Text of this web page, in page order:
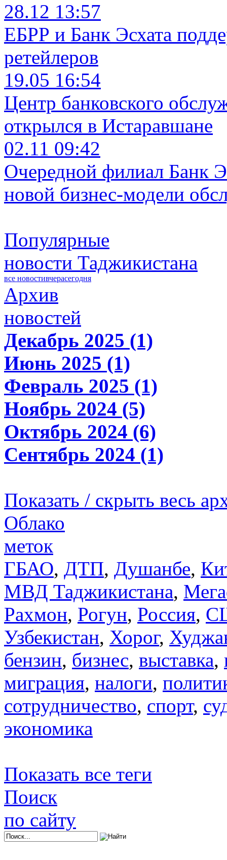
28.12 13:57
ЕБРР и Банк Эсхата
ретейлеров
19.05 16:54
Центр банковского
открылся в Истаравшане
02.11 09:42
Очередной филиал Банк
новой бизнес-модели
Популярные
новости Таджикистана
все новостивчерасегодня
Архив
новостей
Декабрь 2025 (1)
Июнь 2025 (1)
Февраль 2025 (1)
Ноябрь 2024 (5)
Октябрь 2024 (6)
Сентябрь 2024 (1)
Показать / скрыть весь
Облако
меток
ГБАО, ДТП, Душанбе,
МВД Таджикистана,
Рахмон, Рогун, Россия,
Узбекистан, Хорог,
бензин, бизнес, выставка,
миграция, налоги,
сотрудничество, спорт,
экономика
Показать все теги
Поиск
по сайту